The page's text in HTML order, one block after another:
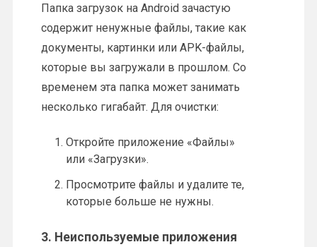
Папка загрузок на Android зачастую
содержит ненужные файлы, такие как
документы, картинки или APK-файлы,
которые вы загружали в прошлом. Со
временем эта папка может занимать
несколько гигабайт. Для очистки:
Откройте приложение «Файлы»
или «Загрузки».
Просмотрите файлы и удалите те,
которые больше не нужны.
3. Неиспользуемые приложения